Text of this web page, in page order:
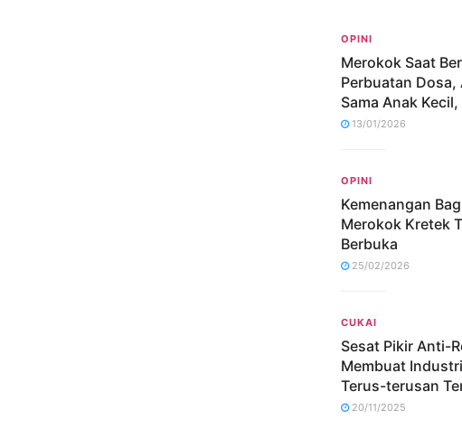
OPINI
Merokok Saat
Perbuatan Dosa,
Sama Anak
13/01/2026
OPINI
Kemenangan
Merokok Kretek
Berbuka
25/02/2026
CUKAI
Sesat Pikir Anti-
Membuat
Terus-terusan
20/11/2025